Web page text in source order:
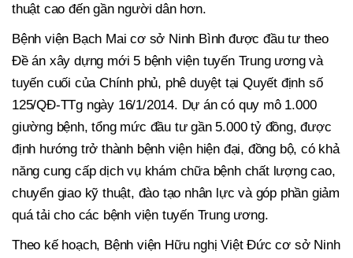
thuật cao đến gần người dân hơn.
Bệnh viện Bạch Mai cơ sở Ninh Bình được đầu tư theo
Đề án xây dựng mới 5 bệnh viện tuyến Trung ương và
tuyến cuối của Chính phủ, phê duyệt tại Quyết định số
125/QĐ-TTg ngày 16/1/2014. Dự án có quy mô 1.000
giường bệnh, tổng mức đầu tư gần 5.000 tỷ đồng, được
định hướng trở thành bệnh viện hiện đại, đồng bộ, có khả
năng cung cấp dịch vụ khám chữa bệnh chất lượng cao,
chuyển giao kỹ thuật, đào tạo nhân lực và góp phần giảm
quá tải cho các bệnh viện tuyến Trung ương.
Theo kế hoạch, Bệnh viện Hữu nghị Việt Đức cơ sở Ninh